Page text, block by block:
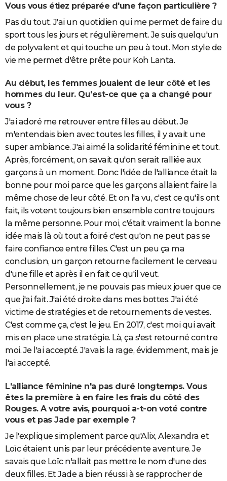
Vous vous étiez préparée d'une façon particulière ?
Pas du tout. J'ai un quotidien qui me permet de faire du
sport tous les jours et régulièrement. Je suis quelqu'un
de polyvalent et qui touche un peu à tout. Mon style de
vie me permet d'être prête pour Koh Lanta.
Au début, les femmes jouaient de leur côté et les
hommes du leur. Qu'est-ce que ça a changé pour
vous ?
J'ai adoré me retrouver entre filles au début. Je
m'entendais bien avec toutes les filles, il y avait une
super ambiance. J'ai aimé la solidarité féminine et tout.
Après, forcément, on savait qu'on serait ralliée aux
garçons à un moment. Donc l'idée de l'alliance était la
bonne pour moi parce que les garçons allaient faire la
même chose de leur côté. Et on l'a vu, c'est ce qu'ils ont
fait, ils votent toujours bien ensemble contre toujours
la même personne. Pour moi, c'était vraiment la bonne
idée mais là où tout a foiré c'est qu'on ne peut pas se
faire confiance entre filles. C'est un peu ça ma
conclusion, un garçon retourne facilement le cerveau
d'une fille et après il en fait ce qu'il veut.
Personnellement, je ne pouvais pas mieux jouer que ce
que j'ai fait. J'ai été droite dans mes bottes. J'ai été
victime de stratégies et de retournements de vestes.
C'est comme ça, c'est le jeu. En 2017, c'est moi qui avait
mis en place une stratégie. Là, ça s'est retourné contre
moi. Je l'ai accepté. J'avais la rage, évidemment, mais je
l'ai accepté.
L'alliance féminine n'a pas duré longtemps. Vous
êtes la première à en faire les frais du côté des
Rouges. A votre avis, pourquoi a-t-on voté contre
vous et pas Jade par exemple ?
Je l'explique simplement parce qu'Alix, Alexandra et
Loïc étaient unis par leur précédente aventure. Je
savais que Loïc n'allait pas mettre le nom d'une des
deux filles. Et Jade a bien réussi à se rapprocher de